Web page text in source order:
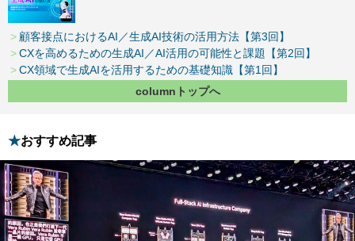
顧客接点におけるAI／生成AI技術の活用方法【第3回】
CXを高めるための生成AI／AI活用の可能性と課題【第2回】
CX領域で生成AIを活用するための基礎知識【第1回】
columnトップへ
おすすめ記事